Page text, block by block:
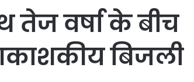
वर्षा के बीच
बिजली